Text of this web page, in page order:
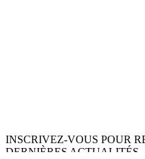
INSCRIVEZ-VOUS POUR
DERNIÈRES ACTUALITÉS.